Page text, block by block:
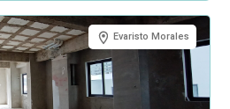
Evaristo Morales